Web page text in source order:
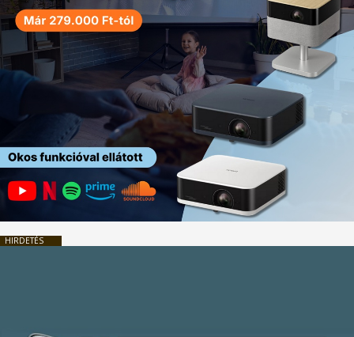
HIRDETÉS